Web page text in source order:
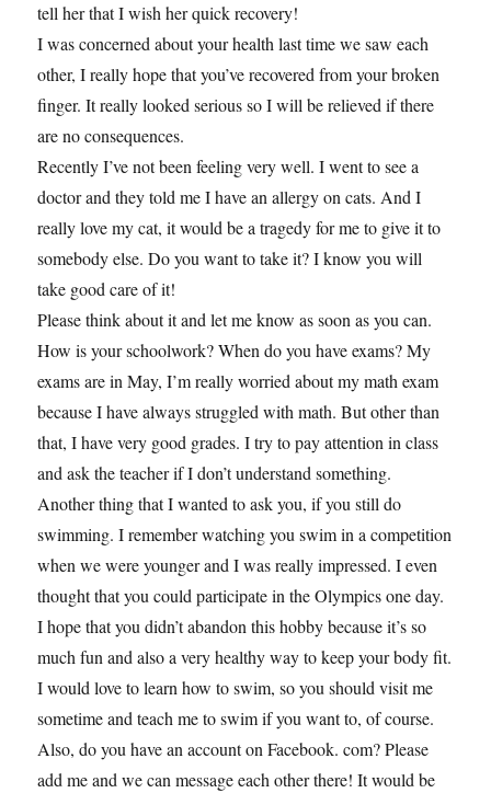
tell her that I wish her quick recovery!
I was concerned about your health last time we saw each
other, I really hope that you’ve recovered from your broken
finger. It really looked serious so I will be relieved if there
are no consequences.
Recently I’ve not been feeling very well. I went to see a
doctor and they told me I have an allergy on cats. And I
really love my cat, it would be a tragedy for me to give it to
somebody else. Do you want to take it? I know you will
take good care of it!
Please think about it and let me know as soon as you can.
How is your schoolwork? When do you have exams? My
exams are in May, I’m really worried about my math exam
because I have always struggled with math. But other than
that, I have very good grades. I try to pay attention in class
and ask the teacher if I don’t understand something.
Another thing that I wanted to ask you, if you still do
swimming. I remember watching you swim in a competition
when we were younger and I was really impressed. I even
thought that you could participate in the Olympics one day.
I hope that you didn’t abandon this hobby because it’s so
much fun and also a very healthy way to keep your body fit.
I would love to learn how to swim, so you should visit me
sometime and teach me to swim if you want to, of course.
Also, do you have an account on Facebook. com? Please
add me and we can message each other there! It would be